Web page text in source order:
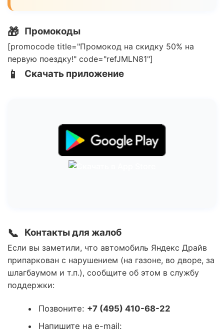
🎁 Промокоды
[promocode title="Промокод на скидку 50% на
первую поездку!" code="refJMLN81"]
📱 Скачать приложение
📞 Контакты для жалоб
Если вы заметили, что автомобиль Яндекс Драйв
припаркован с нарушением (на газоне, во дворе, за
шлагбаумом и т.п.), сообщите об этом в службу
поддержки:
Позвоните: +7 (495) 410-68-22
Напишите на e-mail: